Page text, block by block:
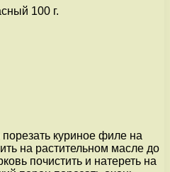
100 г.
порезать куриное филе на
на растительном масле до
почистить и натереть на